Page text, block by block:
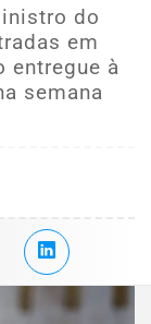
do
em
entregue à
semana